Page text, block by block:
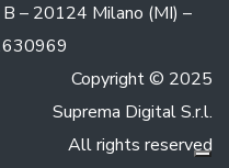
– 20124 Milano (MI) –
Copyright © 2025
Suprema Digital S.r.l.
All rights reserved